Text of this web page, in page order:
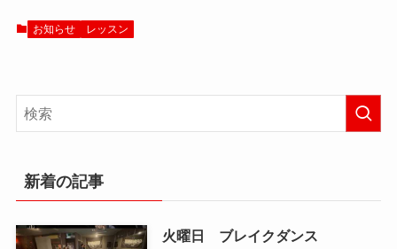
お知らせ レッスン
新着の記事
火曜日 ブレイクダンス